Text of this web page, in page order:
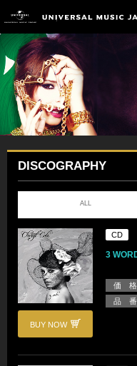
DISCOGRAPHY
ALL
BUY NOW
CD
3
価 格
品 番